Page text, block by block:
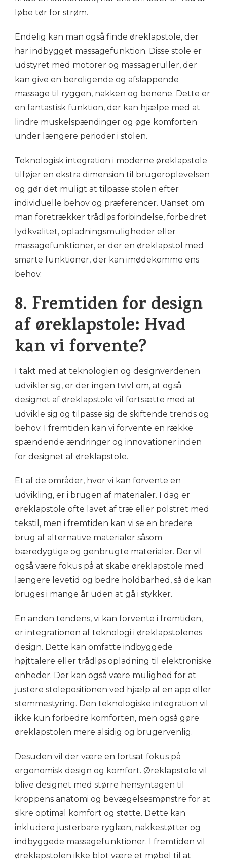
løbe tør for strøm.
Endelig kan man også finde øreklapstole, der
har indbygget massagefunktion. Disse stole er
udstyret med motorer og massageruller, der
kan give en beroligende og afslappende
massage til ryggen, nakken og benene. Dette er
en fantastisk funktion, der kan hjælpe med at
lindre muskelspændinger og øge komforten
under længere perioder i stolen.
Teknologisk integration i moderne øreklapstole
tilføjer en ekstra dimension til brugeroplevelsen
og gør det muligt at tilpasse stolen efter
individuelle behov og præferencer. Uanset om
man foretrækker trådløs forbindelse, forbedret
lydkvalitet, opladningsmuligheder eller
massagefunktioner, er der en øreklapstol med
smarte funktioner, der kan imødekomme ens
behov.
8. Fremtiden for design
af øreklapstole: Hvad
kan vi forvente?
I takt med at teknologien og designverdenen
udvikler sig, er der ingen tvivl om, at også
designet af øreklapstole vil fortsætte med at
udvikle sig og tilpasse sig de skiftende trends og
behov. I fremtiden kan vi forvente en række
spændende ændringer og innovationer inden
for designet af øreklapstole.
Et af de områder, hvor vi kan forvente en
udvikling, er i brugen af materialer. I dag er
øreklapstole ofte lavet af træ eller polstret med
tekstil, men i fremtiden kan vi se en bredere
brug af alternative materialer såsom
bæredygtige og genbrugte materialer. Der vil
også være fokus på at skabe øreklapstole med
længere levetid og bedre holdbarhed, så de kan
bruges i mange år uden at gå i stykker.
En anden tendens, vi kan forvente i fremtiden,
er integrationen af teknologi i øreklapstolenes
design. Dette kan omfatte indbyggede
højttalere eller trådløs opladning til elektroniske
enheder. Der kan også være mulighed for at
justere stolepositionen ved hjælp af en app eller
stemmestyring. Den teknologiske integration vil
ikke kun forbedre komforten, men også gøre
øreklapstolen mere alsidig og brugervenlig.
Desuden vil der være en fortsat fokus på
ergonomisk design og komfort. Øreklapstole vil
blive designet med større hensyntagen til
kroppens anatomi og bevægelsesmønstre for at
sikre optimal komfort og støtte. Dette kan
inkludere justerbare ryglæn, nakkestøtter og
indbyggede massagefunktioner. I fremtiden vil
øreklapstolen ikke blot være et møbel til at